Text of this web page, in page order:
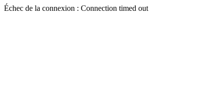
Échec de la connexion : Connection timed out